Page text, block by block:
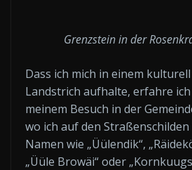
Grenzstein in der
Dass ich mich in einem
Landstrich aufhalte, erfahre
meinem Besuch in der
wo ich auf den
Namen wie „Üülendik“,
„Üüle Browäi“ oder